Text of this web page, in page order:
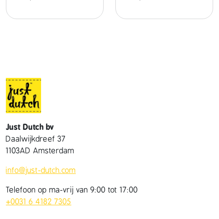
Just Dutch bv
Daalwijkdreef 37
1103AD Amsterdam
info@just-dutch.com
Telefoon op ma-vrij van 9:00 tot 17:00
+0031 6 4182 7305